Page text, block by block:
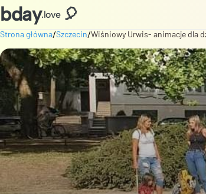
bday.love 🎈
Strona główna/Szczecin/Wiśniowy Urwis- animacje dla